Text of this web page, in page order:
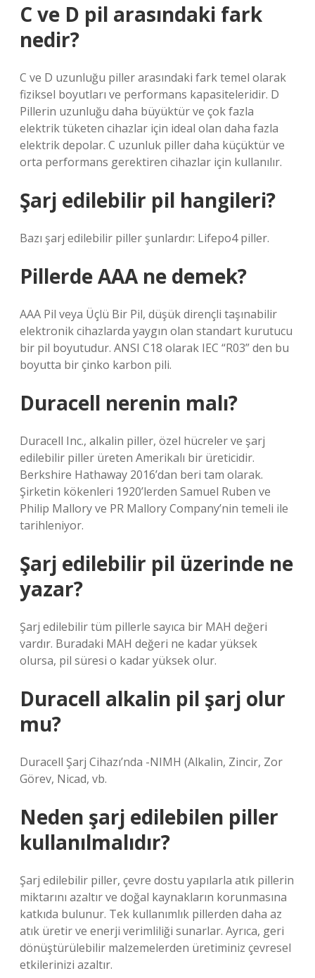
C ve D pil arasındaki fark
nedir?
C ve D uzunluğu piller arasındaki fark temel olarak
fiziksel boyutları ve performans kapasiteleridir. D
Pillerin uzunluğu daha büyüktür ve çok fazla
elektrik tüketen cihazlar için ideal olan daha fazla
elektrik depolar. C uzunluk piller daha küçüktür ve
orta performans gerektiren cihazlar için kullanılır.
Şarj edilebilir pil hangileri?
Bazı şarj edilebilir piller şunlardır: Lifepo4 piller.
Pillerde AAA ne demek?
AAA Pil veya Üçlü Bir Pil, düşük dirençli taşınabilir
elektronik cihazlarda yaygın olan standart kurutucu
bir pil boyutudur. ANSI C18 olarak IEC “R03” den bu
boyutta bir çinko karbon pili.
Duracell nerenin malı?
Duracell Inc., alkalin piller, özel hücreler ve şarj
edilebilir piller üreten Amerikalı bir üreticidir.
Berkshire Hathaway 2016’dan beri tam olarak.
Şirketin kökenleri 1920’lerden Samuel Ruben ve
Philip Mallory ve PR Mallory Company’nin temeli ile
tarihleniyor.
Şarj edilebilir pil üzerinde ne
yazar?
Şarj edilebilir tüm pillerle sayıca bir MAH değeri
vardır. Buradaki MAH değeri ne kadar yüksek
olursa, pil süresi o kadar yüksek olur.
Duracell alkalin pil şarj olur
mu?
Duracell Şarj Cihazı’nda -NIMH (Alkalin, Zincir, Zor
Görev, Nicad, vb.
Neden şarj edilebilen piller
kullanılmalıdır?
Şarj edilebilir piller, çevre dostu yapılarla atık pillerin
miktarını azaltır ve doğal kaynakların korunmasına
katkıda bulunur. Tek kullanımlık pillerden daha az
atık üretir ve enerji verimliliği sunarlar. Ayrıca, geri
dönüştürülebilir malzemelerden üretiminiz çevresel
etkilerinizi azaltır.